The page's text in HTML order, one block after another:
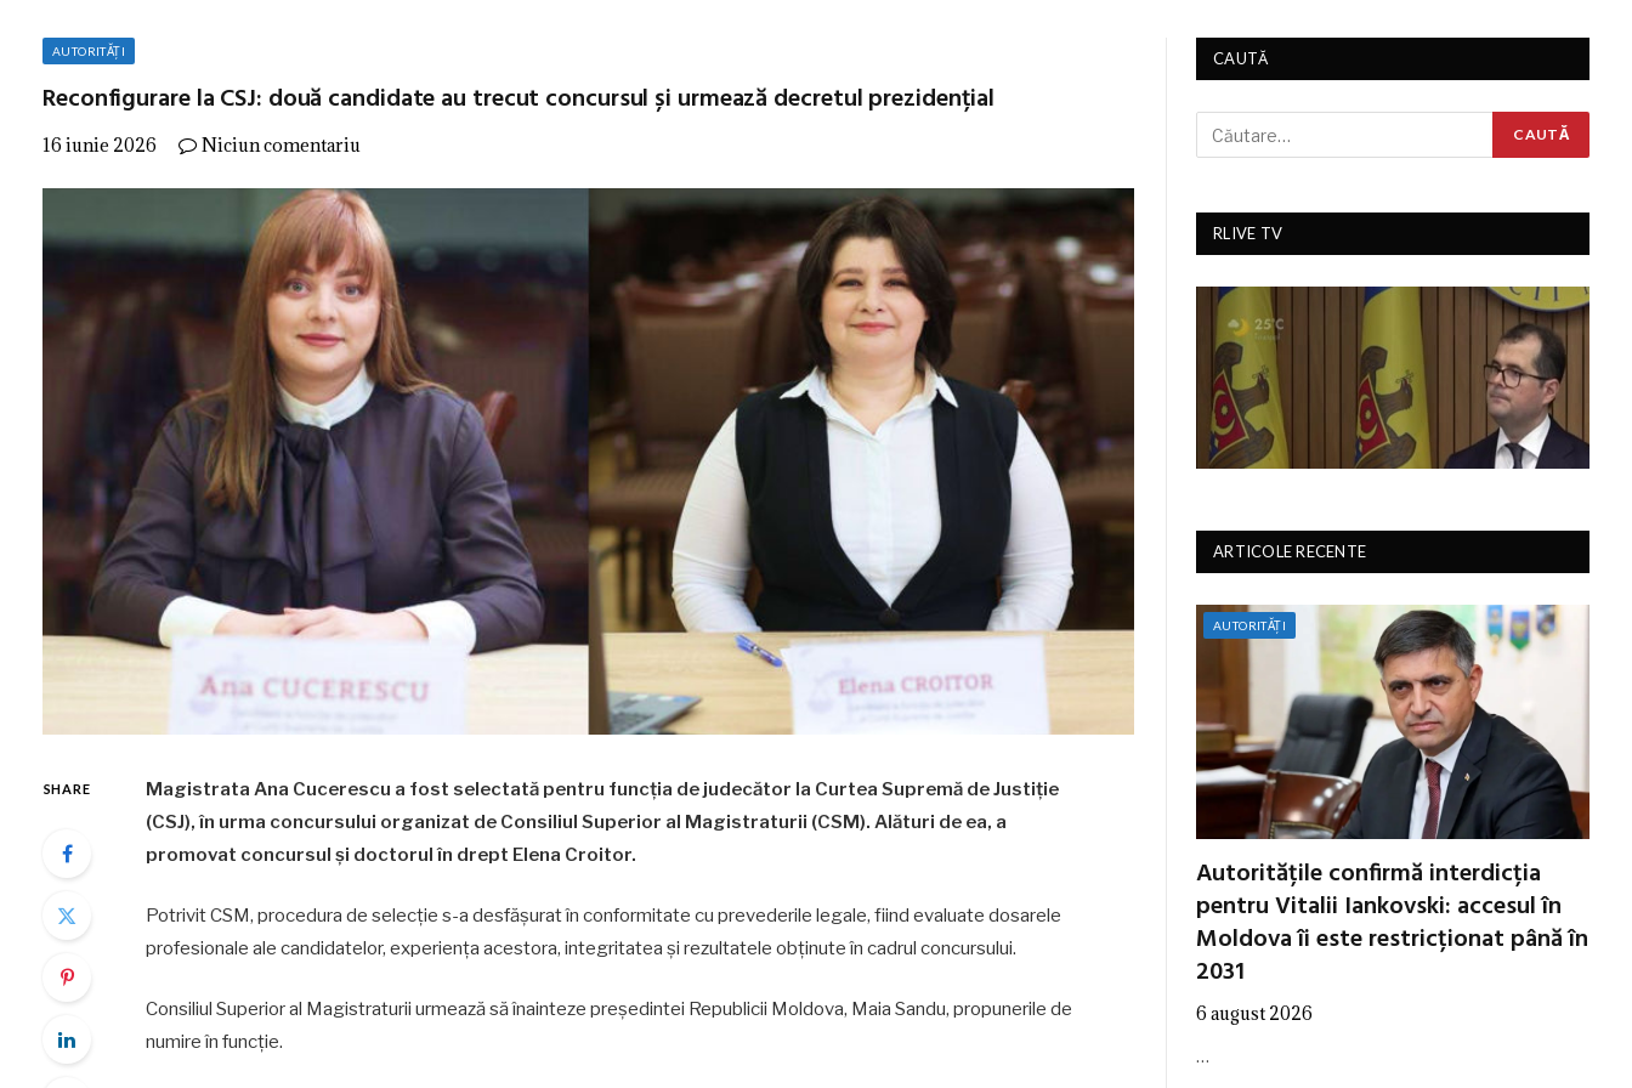
AUTORITĂȚI
Reconfigurare la CSJ: două candidate au trecut concursul și urmează decretul prezidențial
16 iunie 2026 Niciun comentariu
SHARE
Magistrata Ana Cucerescu a fost selectată pentru funcția de judecător la Curtea Supremă de Justiție
(CSJ), în urma concursului organizat de Consiliul Superior al Magistraturii (CSM). Alături de ea, a
promovat concursul și doctorul în drept Elena Croitor.
Potrivit CSM, procedura de selecție s-a desfășurat în conformitate cu prevederile legale, fiind evaluate dosarele
profesionale ale candidatelor, experiența acestora, integritatea și rezultatele obținute în cadrul concursului.
Consiliul Superior al Magistraturii urmează să înainteze președintei Republicii Moldova, Maia Sandu, propunerile de
numire în funcție.
CAUTĂ
RLIVE TV
ARTICOLE RECENTE
AUTORITĂȚI
Autoritățile confirmă interdicția
pentru Vitalii Iankovski: accesul în
Moldova îi este restricționat până în
2031
6 august 2026
…